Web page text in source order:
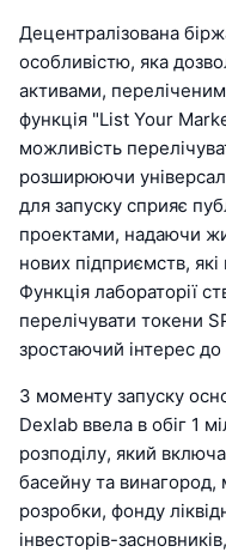
Децентралізована
особливістю, яка
активами,
функція "List Your
можливість
розширюючи
для запуску сприяє
проектами, надаючи
нових підприємств,
Функція лабораторії
перелічувати токени
зростаючий інтерес
З моменту запуску
Dexlab ввела в обіг 1
розподілу, який
басейну та винагород,
розробки, фонду
інвесторів-